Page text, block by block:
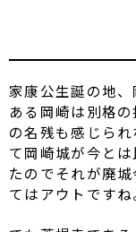
家康公生誕の地
ある岡崎は別格
の名残も感じら
て岡崎城が今と
たのでそれが廃
てはアウトですね